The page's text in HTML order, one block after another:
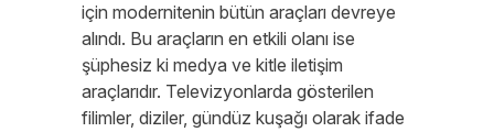
için modernitenin bütün araçları devreye
alındı. Bu araçların en etkili olanı ise
şüphesiz ki medya ve kitle iletişim
araçlarıdır. Televizyonlarda gösterilen
filimler, diziler, gündüz kuşağı olarak ifade